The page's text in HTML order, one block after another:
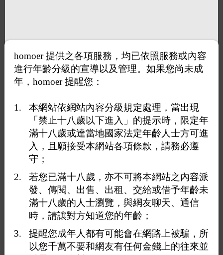
homoer 提供之各項服務，均已依照服務或內容
進行年齡分級的宣導以及管理。如果您尚未成
年，homoer 提醒您：
本網站依網站內容分級規定處理，當出現
「禁止十八歲以下進入」的提示時，限定年
滿十八歲或達當地國家法定年齡人士方可進
入，且願接受本網站各項條款，請務必遵
守；
若您已滿十八歲，亦不可將本網站之內容派
發、傳閱、出售、出租、交給或借予年齡未
滿十八歲的人士瀏覽，與網友聊天、通信
時，請讓對方知道您的年齡；
提醒您成年人都有可能會在網路上被騙，所
以您千萬不要和網友有任何金錢上的往來並